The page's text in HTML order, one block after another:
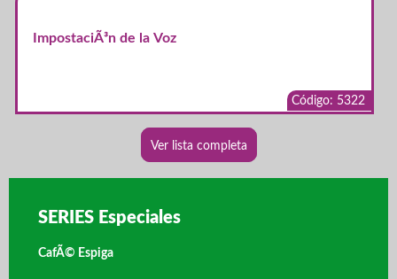
ImpostaciÃ³n de la Voz
Código: 5322
Ver lista completa
SERIES Especiales
CafÃ© Espiga